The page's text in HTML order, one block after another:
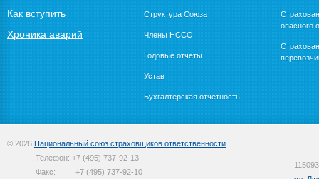
Как вступить
Хроника аварий
Структура Союза
Члены НССО
Годовые отчеты
Устав
Бухгалтерская отчетность
опасного
© 2026 Национальный союз страховщиков ответственности
Телефон: +7 (495) 737-92-13
Факс:
+7 (495) 737-92-10